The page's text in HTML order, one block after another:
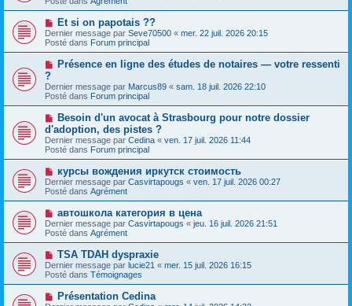
g
e
m
e
s
a
g
e
v
e
a
u
m
e
g
e
N
o
u
v
e
a
m
e
s
s
a
g
e
Et si on papotais ??
Dernier message par Seve70500 « mer. 22 juil. 2026 20:15
Posté dans Forum principal
N
v
e
a
m
e
s
g
e
Présence en ligne des études de notaires — votre ressenti
?
Dernier message par Marcus89 « sam. 18 juil. 2026 22:10
Posté dans Forum principal
N
u
v
e
a
u
m
e
s
s
a
g
e
Besoin d'un avocat à Strasbourg pour notre dossier
d'adoption, des pistes ?
Dernier message par Cedina « ven. 17 juil. 2026 11:44
Posté dans Forum principal
N
o
u
v
a
u
m
e
s
s
a
g
e
курсы вождения иркутск стоимость
Dernier message par Casvirtapougs « ven. 17 juil. 2026 00:27
Posté dans Agrément
N
o
u
v
e
u
m
e
автошкола категория в цена
Dernier message par Casvirtapougs « jeu. 16 juil. 2026 21:51
Posté dans Agrément
N
o
u
v
e
a
TSA TDAH dyspraxie
Dernier message par lucie21 « mer. 15 juil. 2026 16:15
Posté dans Témoignages
N
o
Présentation Cedina